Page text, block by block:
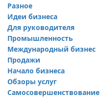
Разное
Идеи бизнеса
Для руководителя
Промышленность
Международный бизнес
Продажи
Начало бизнеса
Обзоры услуг
Самосовершенствование